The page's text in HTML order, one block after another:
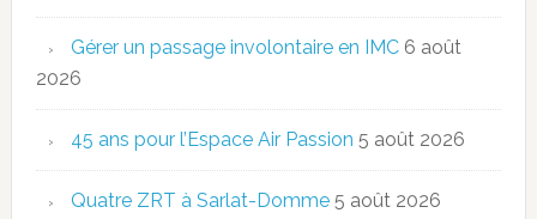
Gérer un passage involontaire en IMC 6 août
2026
45 ans pour l’Espace Air Passion 5 août 2026
Quatre ZRT à Sarlat-Domme 5 août 2026